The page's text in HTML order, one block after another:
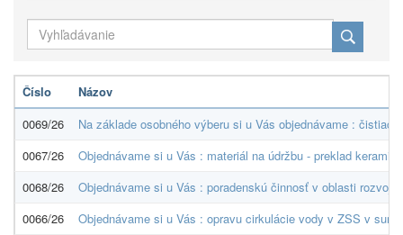
Číslo
Názov
0069/26
Na základe osobného výberu si u Vás objednávame :
0067/26
Objednávame si u Vás : materiál na údržbu - preklad
0068/26
Objednávame si u Vás : poradenskú činnosť v oblasti
0066/26
Objednávame si u Vás : opravu cirkulácie vody v ZSS v